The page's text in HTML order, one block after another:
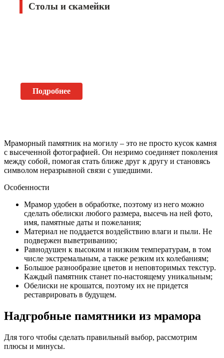
Столы и скамейки
Подробнее
Мраморный памятник на могилу – это не просто кусок камня
с высеченной фотографией. Он незримо соединяет поколения
между собой, помогая стать ближе друг к другу и становясь
символом неразрывной связи с ушедшими.
Особенности
Мрамор удобен в обработке, поэтому из него можно
сделать обелиски любого размера, высечь на ней фото,
имя, памятные даты и пожелания;
Материал не поддается воздействию влаги и пыли. Не
подвержен выветриванию;
Равнодушен к высоким и низким температурам, в том
числе экстремальным, а также резким их колебаниям;
Большое разнообразие цветов и неповторимых текстур.
Каждый памятник станет по-настоящему уникальным;
Обелиски не крошатся, поэтому их не придется
реставрировать в будущем.
Надгробные памятники из мрамора
Для того чтобы сделать правильный выбор, рассмотрим
плюсы и минусы.